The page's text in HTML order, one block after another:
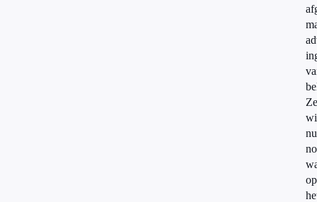
Ze
nu
op